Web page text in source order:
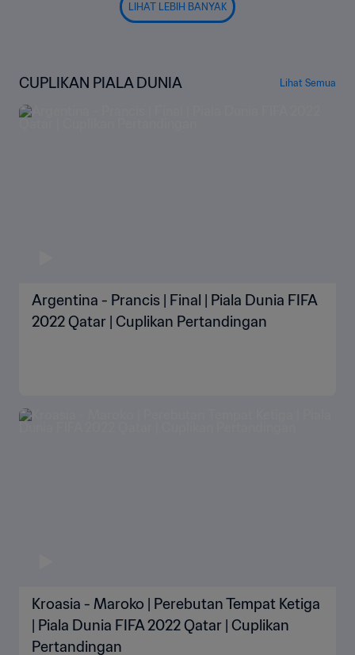
LIHAT LEBIH BANYAK
CUPLIKAN PIALA DUNIA Lihat Semua
Argentina - Prancis | Final | Piala Dunia FIFA
2022 Qatar | Cuplikan Pertandingan
Kroasia - Maroko | Perebutan Tempat Ketiga
| Piala Dunia FIFA 2022 Qatar | Cuplikan
Pertandingan